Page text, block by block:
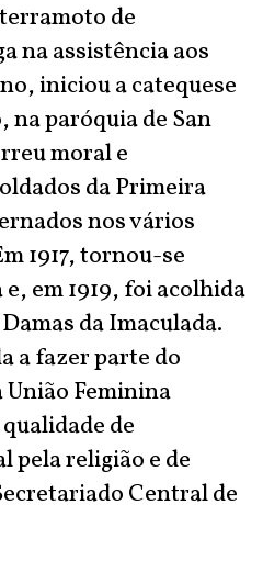
de
na assistência aos
iniciou a catequese
na paróquia de San
moral e
da Primeira
nos vários
1917, tornou-se
em 1919, foi acolhida
da Imaculada.
a fazer parte do
Feminina
de
pela religião e de
Central de